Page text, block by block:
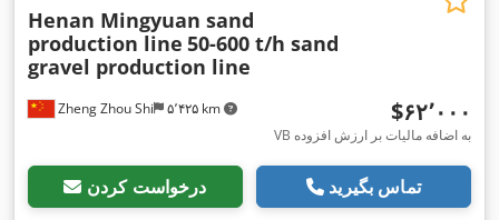
Zheng Zhou Shi ۵٬۴۲۵ km
Henan Mingyuan sand
production line 50-600 t/h sand
gravel production line
‎$۶۲٬۰۰۰
VB به اضافه مالیات بر ارزش افزوده
درخواست کردن تماس بگیرید